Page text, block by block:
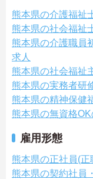
熊本県の介護福祉
熊本県の社会福祉
熊本県の介護職員
求人
熊本県の社会福祉
熊本県の実務者研
熊本県の精神保健
熊本県の無資格OK
雇用形態
熊本県の正社員(正
熊本県の契約社員